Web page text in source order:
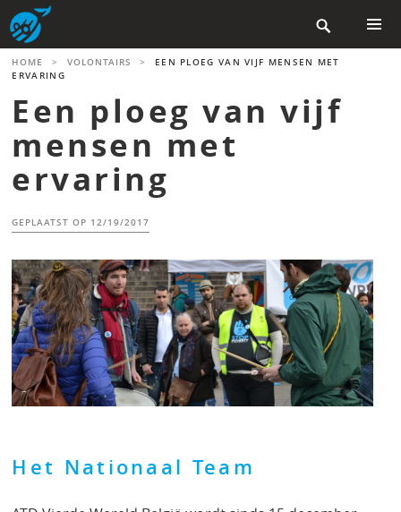
Skip
to
content

HOME > VOLONTAIRS >
EEN PLOEG VAN VIJF MENSEN MET
ERVARING
Een ploeg van vijf
mensen met
ervaring
GEPLAATST OP 12/19/2017
Het Nationaal Team